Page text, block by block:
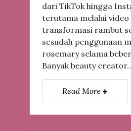
dari TikTok hingga
terutama melalui video
transformasi rambut
sesudah penggunaan
rosemary selama
Banyak beauty
Read More